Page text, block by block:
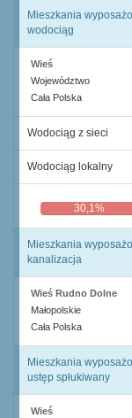
Mieszkania
wodociąg
Wieś
Województwo
Cała Polska
Wodociąg z sieci
Wodociąg lokalny
30,1%
Mieszkania
kanalizacja
Wieś Rudno Dolne
Małopolskie
Cała Polska
Mieszkania
ustęp spłukiwany
Wieś